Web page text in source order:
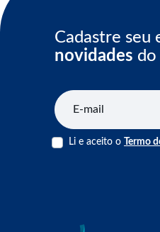
Cadastre seu
novidades do
E-mail
Li e aceito o Termo